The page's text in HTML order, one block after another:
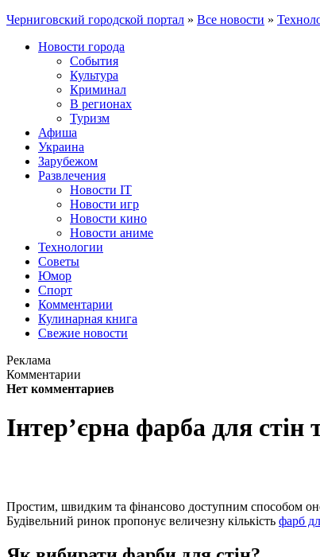
Черниговский городской портал » Все новости »
Новости города
События
Культура
Криминал
В регионах
Туризм
Афиша
Украина
Зарубежом
Развлечения
Новости IT
Новости игр
Новости кино
Новости аниме
Технологии
Советы
Юмор
Спорт
Комментарии
Кулинарная книга
Свежие новости
Реклама
Комментарии
Нет комментариев
Інтер’єрна фарба для стін
Простим, швидким та фінансово доступним способом
Будівельний ринок пропонує величезну кількість фарб